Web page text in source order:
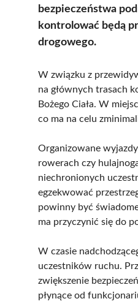
bezpieczeństwa
kontrolować będą
drogowego.
W związku z
na głównych trasach
Bożego Ciała. W
co ma na celu
Organizowane
rowerach czy
niechronionych
egzekwować
powinny być
ma przyczynić się do
W czasie
uczestników ruchu.
zwiększenie
płynące od